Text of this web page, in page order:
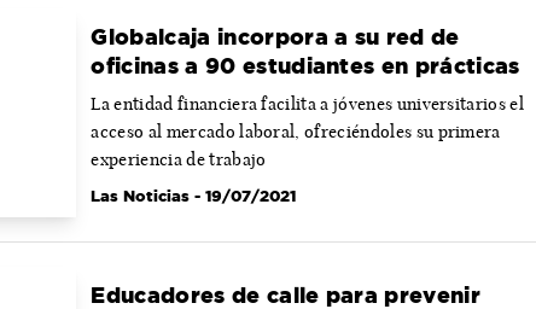
Globalcaja incorpora a su red de
oficinas a 90 estudiantes en prácticas
La entidad financiera facilita a jóvenes universitarios el
acceso al mercado laboral, ofreciéndoles su primera
experiencia de trabajo
Las Noticias - 19/07/2021
Educadores de calle para prevenir